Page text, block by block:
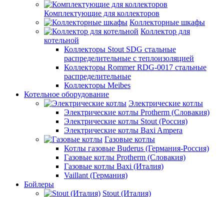
Комплектующие для коллекторов
Коллекторные шкафы
Коллектор для
котельной
Коллекторы Stout SDG стальные
распределительные с теплоизоляцией
Коллекторы Rommer RDG-0017 стальные
распределительные
Коллекторы Meibes
Котельное оборудование
Электрические котлы
Электрические котлы Protherm (Словакия)
Электрические котлы Stout (Россия)
Электрические котлы Baxi Ampera
Газовые котлы
Котлы газовые Buderus (Германия-Россия)
Газовые котлы Protherm (Словакия)
Газовые котлы Baxi (Италия)
Vaillant (Германия)
Бойлеры
Stout (Италия)